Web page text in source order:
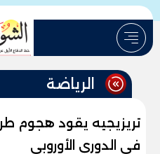
الرياضة
تريزيجيه يقود هجوم
في الدوري الأوروبي